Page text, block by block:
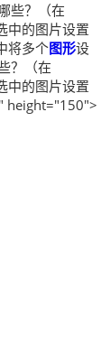
些？（在
中的图片设置
将多个图形设
？（在
中的图片设置
height="150">